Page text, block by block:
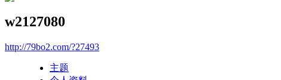
w2127080
http://79bo2.com/?27493
主题